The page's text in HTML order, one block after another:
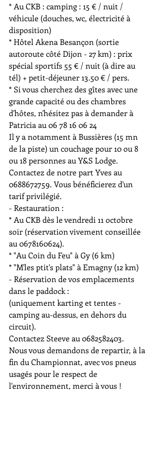
* Au CKB : camping : 15 € / nuit /
véhicule (douches, wc, électricité à
disposition)
* Hôtel Akena Besançon (sortie
autoroute côté Dijon - 27 km) : prix
spécial sportifs 55 € / nuit (à dire au
tél) + petit-déjeuner 13.50 € / pers.
* Si vous cherchez des gîtes avec une
grande capacité ou des chambres
d'hôtes, n'hésitez pas à demander à
Patricia au 06 78 16 06 24
Il y a notamment à Bussières (15 mn
de la piste) un couchage pour 10 ou 8
ou 18 personnes au Y&S Lodge.
Contactez de notre part Yves au
0688672759. Vous bénéficierez d'un
tarif privilégié.
- Restauration :
* Au CKB dès le vendredi 11 octobre
soir (réservation vivement conseillée
au 0678160624).
* "Au Coin du Feu" à Gy (6 km)
* "M'les ptit's plats" à Emagny (12 km)
- Réservation de vos emplacements
dans le paddock :
(uniquement karting et tentes -
camping au-dessus, en dehors du
circuit).
Contactez Steeve au 0682582403.
Nous vous demandons de repartir, à la
fin du Championnat, avec vos pneus
usagés pour le respect de
l'environnement, merci à vous !